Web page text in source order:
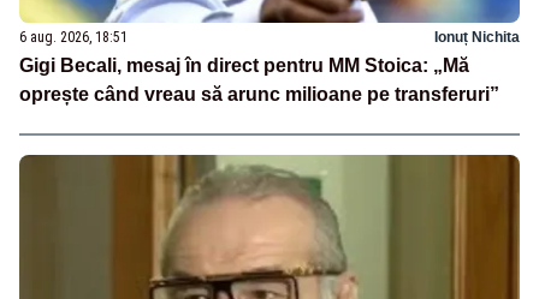
6 aug. 2026, 18:51 Ionuț Nichita
Gigi Becali, mesaj în direct pentru MM Stoica: „Mă
oprește când vreau să arunc milioane pe transferuri”